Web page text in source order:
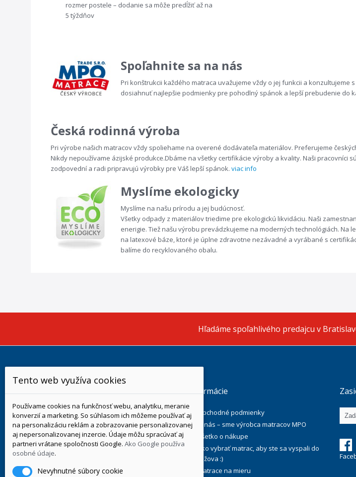
rozmer postele – dodanie sa môže predĺžiť až na
5 týždňov
Spoľahnite sa na nás
Pri konštrukcii každého matraca uvažujeme vždy o jej funkcii a konzultujeme
dosiahnuť najlepšie podmienky pre pohodlný spánok a lepší prebudenie do
Česká rodinná výroba
Pri výrobe našich matracov vždy spoliehame na overené dodávateľa materiálov. Preferujeme
Nikdy nepoužívame ázijské produkce.Dbáme na všetky certifikácie výroby a kvality. Naši pracovníci
zodpovední a radi pripravujú výrobky pre Váš lepší spánok. viac info
Myslíme ekologicky
Myslíme na našu prírodu a jej budúcnosť.
Všetky odpady z materiálov triedime pre ekologickú likvidáciu. Naši
enerigie. Tiež našu výrobu prevádzkujeme na moderných technológiách. Na
na latexové báze, ktoré je úplne zdravotne nezávadné a vyrábané s
balíme do recyklovaného obalu.
Hľadáme spoľahlivého predajcu v
Informácie o e-shope
MPO Trade s.r.o. - Výroba a prodej
zdravotních matrací, Zborovská 424,
Zdounky, 768 02
Infolinka: +421 908 839 959
Informácie
Obchodné podmienky
O nás – sme výrobca matracov MPO
Všetko o nákupe
Ako vybrať matrac, aby ste sa vyspali do
ružova :)
Matrace na mieru
Tento web využíva cookies
Používame cookies na funkčnosť webu, analytiku, meranie
konverzií a marketing. So súhlasom ich môžeme používať aj
na personalizáciu reklám a zobrazovanie personalizovanej
aj nepersonalizovanej inzercie. Údaje môžu spracúvať aj
partneri vrátane spoločnosti Google. Ako Google používa
osobné údaje.
Nevyhnutné súbory cookie